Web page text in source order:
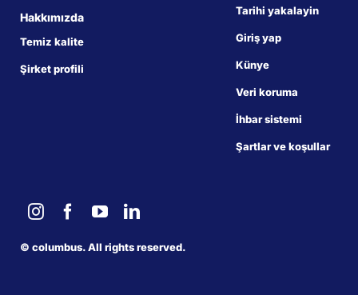
Hakkımızda
Temiz kalite
Şirket profili
Tarihi yakalayin
Giriş yap
Künye
Veri koruma
İhbar sistemi
Şartlar ve koşullar
© columbus. All rights reserved.